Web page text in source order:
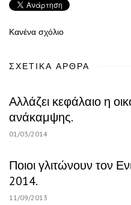
Κανένα σχόλιο
ΣΧΕΤΙΚΆ ΆΡΘΡΑ
Αλλάζει κεφάλαιο η
ανάκαμψης.
01/03/2014
Ποιοι γλιτώνουν τον
2014.
11/09/2013